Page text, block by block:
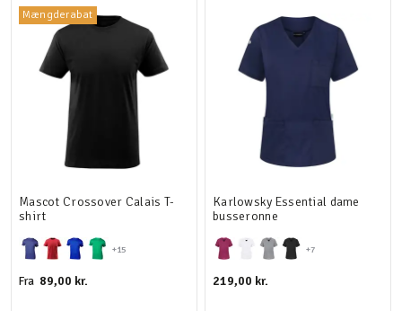
Mængderabat
+15
Mascot Crossover Calais T-
shirt
Fra 89,00 kr.
+7
Karlowsky Essential dame
busseronne
219,00 kr.